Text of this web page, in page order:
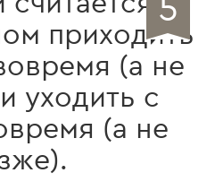
приходить
(а не
уходить с
(а не